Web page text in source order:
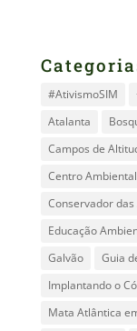
#AtivismoSIM
Atalanta
Campos de
Centro
Conservador
Educação
Galvão
Guia
Implantando o
Mata Atlântica